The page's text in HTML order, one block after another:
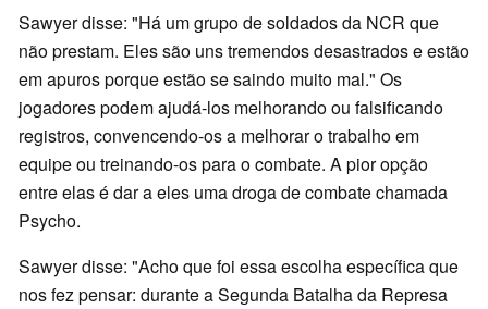
Sawyer disse: "Há um grupo de soldados da NCR que
não prestam. Eles são uns tremendos desastrados e estão
em apuros porque estão se saindo muito mal." Os
jogadores podem ajudá-los melhorando ou falsificando
registros, convencendo-os a melhorar o trabalho em
equipe ou treinando-os para o combate. A pior opção
entre elas é dar a eles uma droga de combate chamada
Psycho.
Sawyer disse: "Acho que foi essa escolha específica que
nos fez pensar: durante a Segunda Batalha da Represa